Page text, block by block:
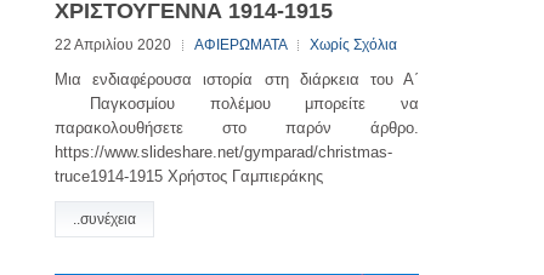
ΧΡΙΣΤΟΥΓΕΝΝΑ 1914-1915
22 Απριλίου 2020 ΑΦΙΕΡΩΜΑΤΑ Χωρίς Σχόλια
Μια ενδιαφέρουσα ιστορία στη διάρκεια του Α΄
Παγκοσμίου πολέμου μπορείτε να
παρακολουθήσετε στο παρόν άρθρο.
https://www.slideshare.net/gymparad/christmas-
truce1914-1915 Χρήστος Γαμπιεράκης
..συνέχεια